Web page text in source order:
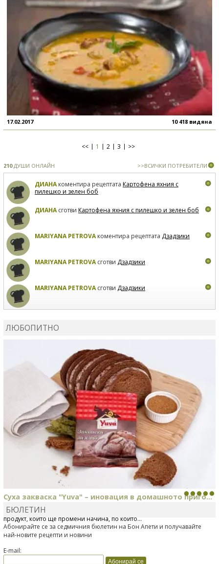
17.02.2017 10 418 видяна
<< 1 2 3 >>
210ДУШИ ОНЛАЙН >>ВСИЧКИ ПОТРЕБИТЕЛИ
ДИАНАкоментира рецептата Картофена яхния с
пилешко и зелен боб
ДИАНАсготви Картофена яхния с пилешко и зелен боб
MARIYANA PETROVAкоментира рецептата Дзадзики
MARIYANA PETROVAсготви Дзадзики
MARIYANA PETROVAсготви Дзадзики
ЛЮБОПИТНО
Суха закваска "Yuva" – иновация в домашното приго...
Отскоро Лесафр България стартира предлагането на изцяло нов
продукт, който ще промени начина, по който...
БЮЛЕТИН
Абонирайте се за седмичния бюлетин на Бон Апети и получавайте
най-новите рецепти и новини
E-mail: